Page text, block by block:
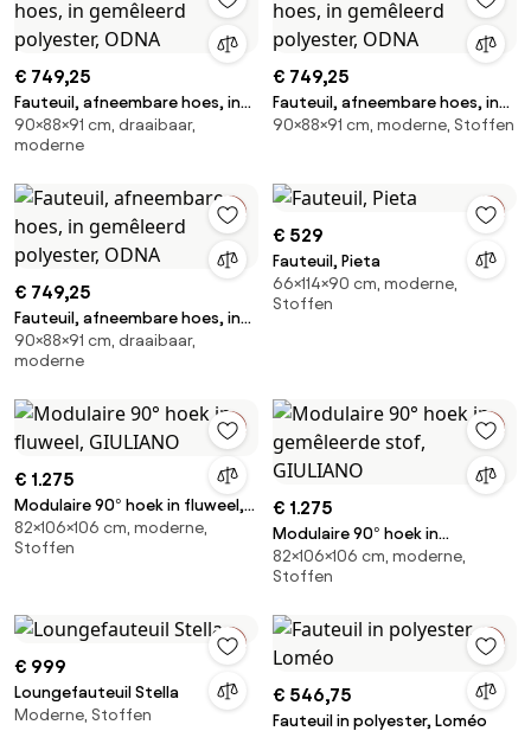
€ 749,25
Fauteuil, afneembare hoes, in
gemêleerd polyester, ODNA
90×88×91 cm, draaibaar,
moderne
€ 749,25
Fauteuil, afneembare hoes, in
gemêleerd polyester, ODNA
90×88×91 cm, moderne, Stoffen
€ 749,25
Fauteuil, afneembare hoes, in
gemêleerd polyester, ODNA
90×88×91 cm, draaibaar,
moderne
€ 529
Fauteuil, Pieta
66×114×90 cm, moderne,
Stoffen
€ 1.275
Modulaire 90° hoek in fluweel,
GIULIANO
82×106×106 cm, moderne,
Stoffen
€ 1.275
Modulaire 90° hoek in
gemêleerde stof, GIULIANO
82×106×106 cm, moderne,
Stoffen
€ 999
Loungefauteuil Stella
Moderne, Stoffen
€ 546,75
Fauteuil in polyester, Loméo